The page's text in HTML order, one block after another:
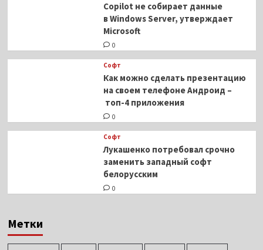
Copilot не собирает данные
в Windows Server, утверждает
Microsoft
0
Софт
Как можно сделать презентацию
на своем телефоне Андроид –
топ-4 приложения
0
Софт
Лукашенко потребовал срочно
заменить западный софт
белорусским
0
Метки